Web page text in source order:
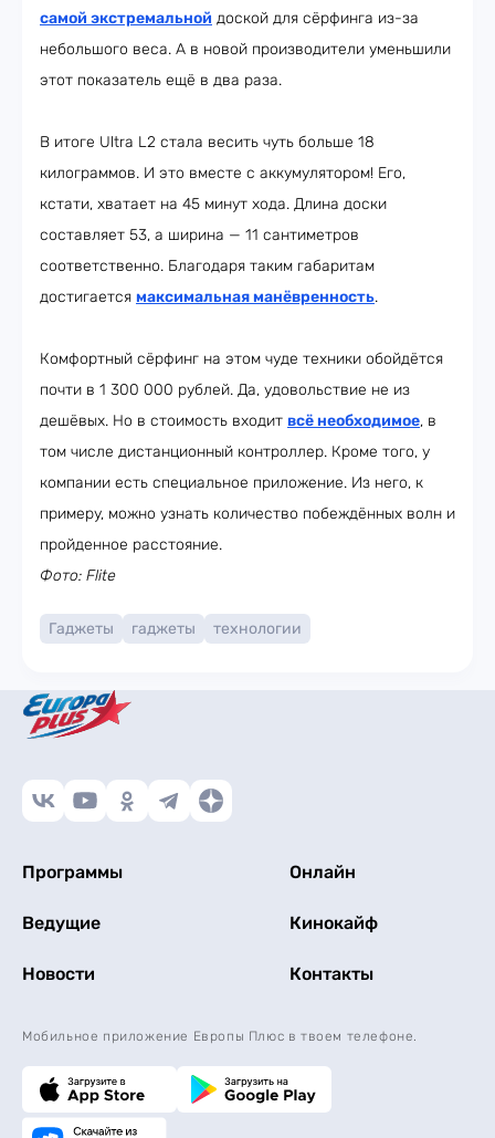
самой экстремальной доской для сёрфинга из-за
небольшого веса. А в новой производители уменьшили
этот показатель ещё в два раза.
В итоге Ultra L2 стала весить чуть больше 18
килограммов. И это вместе с аккумулятором! Его,
кстати, хватает на 45 минут хода. Длина доски
составляет 53, а ширина — 11 сантиметров
соответственно. Благодаря таким габаритам
достигается максимальная манёвренность.
Комфортный сёрфинг на этом чуде техники обойдётся
почти в 1 300 000 рублей. Да, удовольствие не из
дешёвых. Но в стоимость входит всё необходимое, в
том числе дистанционный контроллер. Кроме того, у
компании есть специальное приложение. Из него, к
примеру, можно узнать количество побеждённых волн и
пройденное расстояние.
Фото: Flite
Гаджеты гаджеты технологии
Программы Онлайн
Ведущие Кинокайф
Новости Контакты
Мобильное приложение Европы Плюс в твоем телефоне.